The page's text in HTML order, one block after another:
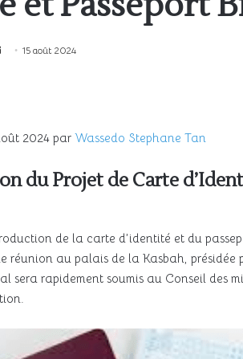
Envoyer15 août 2024
2024 par Wassedo Stephane Tan
du Projet de Carte
de la carte d’identité et du
réunion au palais de la Kasbah,
sera rapidement soumis au Conseil des
ciel
unique
peine
22 juin 2026